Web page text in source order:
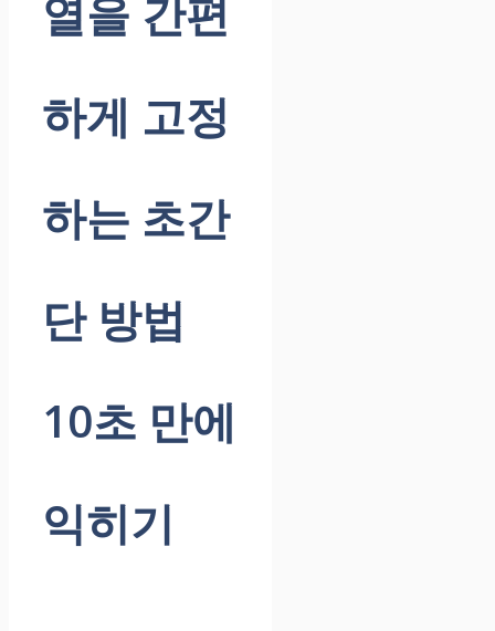
열을 간편
하게 고정
하는 초간
단 방법
10초 만에
익히기